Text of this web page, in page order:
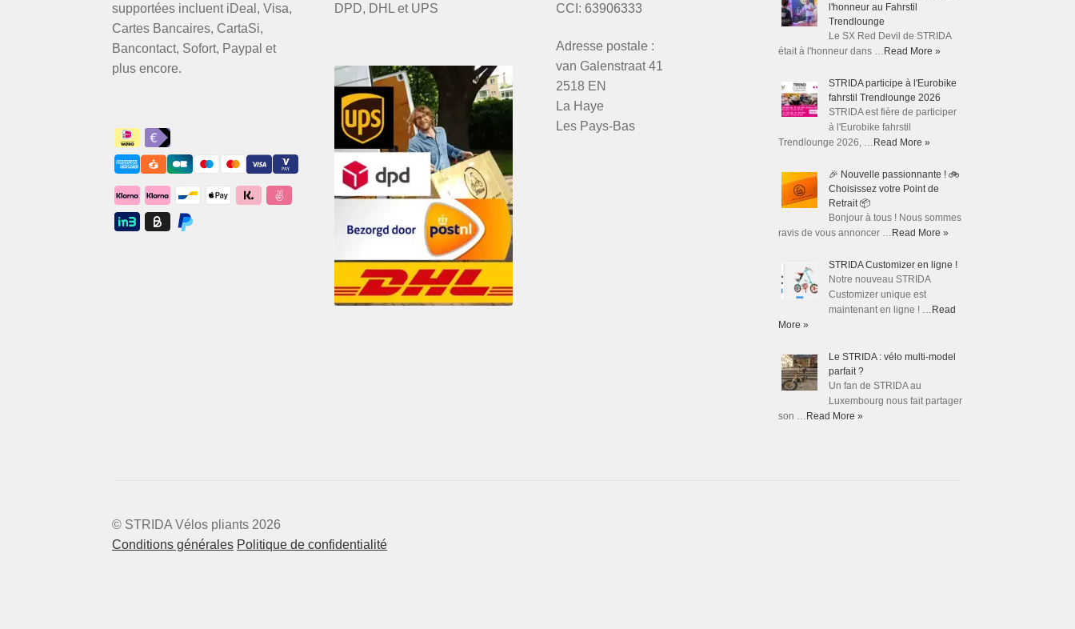
supportées incluent iDeal, Visa,
Cartes Bancaires, CartaSi,
Bancontact, Sofort, Paypal et
plus encore.
DPD, DHL et UPS
CCI: 63906333
Adresse postale :
van Galenstraat 41
2518 EN
La Haye
Les Pays-Bas
l'honneur au Fahrstil
Trendlounge
Le SX Red Devil de STRIDA
était à l'honneur dans … Read More »
STRIDA participe à l'Eurobike
fahrstil Trendlounge 2026
STRIDA est fière de participer
à l'Eurobike fahrstil
Trendlounge 2026, … Read More »
🎉 Nouvelle passionnante ! 🚲
Choisissez votre Point de
Retrait 📦
Bonjour à tous ! Nous sommes
ravis de vous annoncer … Read More »
STRIDA Customizer en ligne !
Notre nouveau STRIDA
Customizer unique est
maintenant en ligne ! … Read
More »
Le STRIDA : vélo multi-model
parfait ?
Un fan de STRIDA au
Luxembourg nous fait partager
son … Read More »
© STRIDA Vélos pliants 2026
Conditions générales Politique de confidentialité